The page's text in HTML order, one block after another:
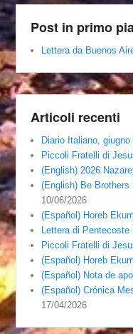
Post in primo
Lettera da Buenos
Articoli recenti
Diario Italiano, giugno
Piccoli Fratelli di
(English) 2026
(English) Be
10/06/2026
(Español) Horeb
Lettera di Pentecoste
Piccoli Fratelli di
(Español) Horeb
(Español) Nota de
(Español) Crónica
17/04/2026